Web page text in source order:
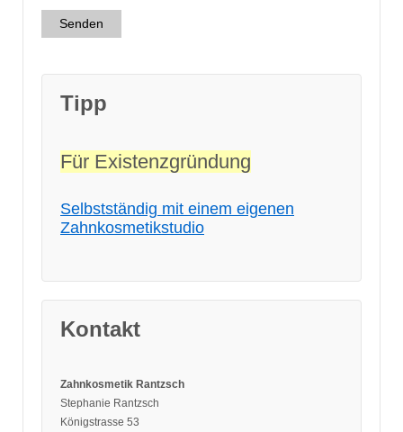
Senden
Tipp
Für Existenzgründung
Selbstständig mit einem eigenen
Zahnkosmetikstudio
Kontakt
Zahnkosmetik Rantzsch
Stephanie Rantzsch
Königstrasse 53